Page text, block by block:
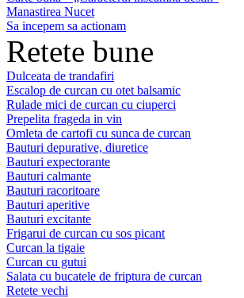
Manastirea Nucet
Sa incepem sa actionam
Retete bune
Dulceata de trandafiri
Escalop de curcan cu otet balsamic
Rulade mici de curcan cu ciuperci
Prepelita frageda in vin
Omleta de cartofi cu sunca de curcan
Bauturi depurative, diuretice
Bauturi expectorante
Bauturi calmante
Bauturi racoritoare
Bauturi aperitive
Bauturi excitante
Frigarui de curcan cu sos picant
Curcan la tigaie
Curcan cu gutui
Salata cu bucatele de friptura de curcan
Retete vechi